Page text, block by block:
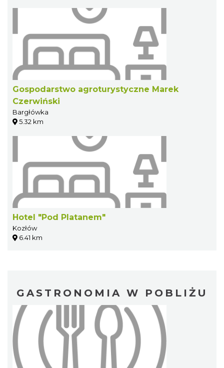
Gospodarstwo agroturystyczne Marek
Czerwiński
Bargłówka
5.32 km
Hotel "Pod Platanem"
Kozłów
6.41 km
GASTRONOMIA W POBLIŻU